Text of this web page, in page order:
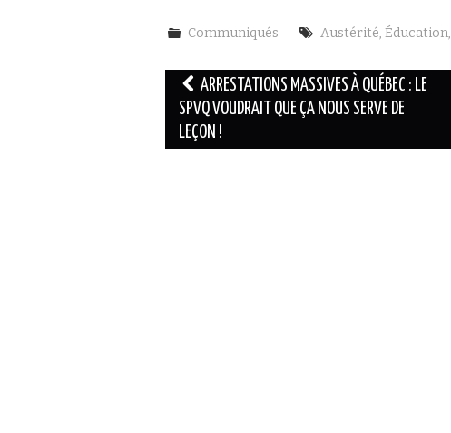
e
b
o
k
t
e
Communiqués Austérité, Éducation,
Navigation
des
articles
ARRESTATIONS MASSIVES À QUÉBEC : LE
SPVQ VOUDRAIT QUE ÇA NOUS SERVE DE
LEÇON !